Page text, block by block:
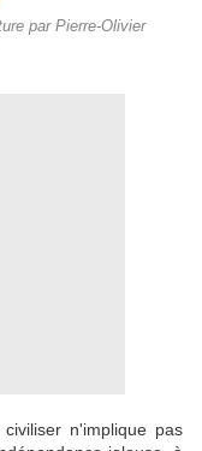
par Pierre-Olivier
n'implique pas